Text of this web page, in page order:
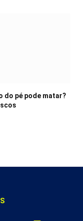
do pé pode matar?